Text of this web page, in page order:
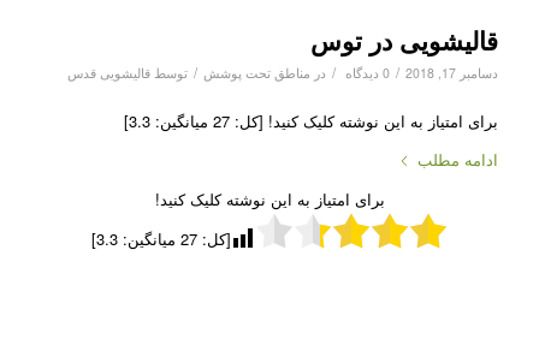
قالیشویی در توس
دسامبر 17, 2018 / 0 دیدگاه / در مناطق تحت پوشش / توسط قالیشویی قدس
برای امتیاز به این نوشته کلیک کنید! [کل: 27 میانگین: 3.3]
ادامه مطلب
برای امتیاز به این نوشته کلیک کنید!
[کل: 27 میانگین: 3.3
]